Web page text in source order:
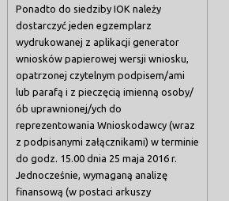
Ponadto do siedziby IOK należy
dostarczyć jeden egzemplarz
wydrukowanej z aplikacji generator
wniosków papierowej wersji wniosku,
opatrzonej czytelnym podpisem/ami
lub parafą i z pieczęcią imienną osoby/
ób uprawnionej/ych do
reprezentowania Wnioskodawcy (wraz
z podpisanymi załącznikami) w terminie
do godz. 15.00 dnia 25 maja 2016 r.
Jednocześnie, wymaganą analizę
finansową (w postaci arkuszy